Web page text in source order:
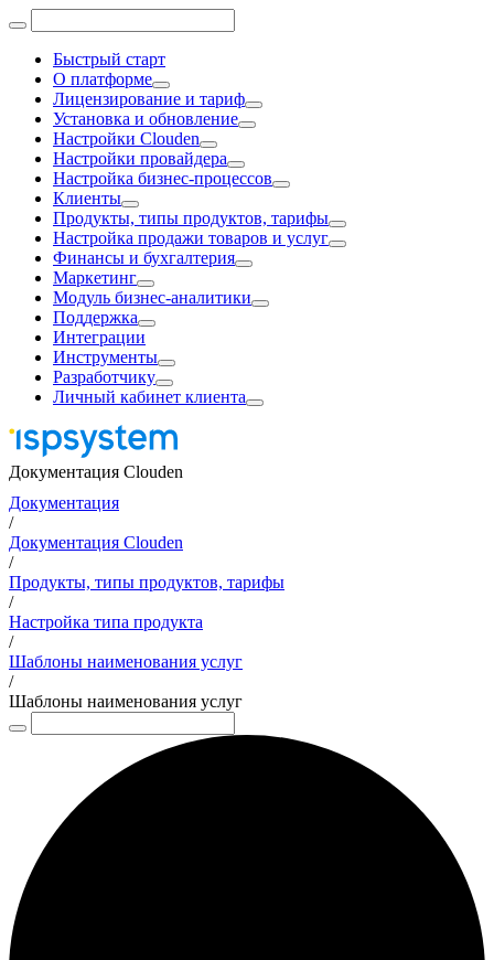
Быстрый старт
О платформе
Лицензирование и тариф
Установка и обновление
Настройки Clouden
Настройки провайдера
Настройка бизнес-процессов
Клиенты
Продукты, типы продуктов, тарифы
Настройка продажи товаров и услуг
Финансы и бухгалтерия
Маркетинг
Модуль бизнес-аналитики
Поддержка
Интеграции
Инструменты
Разработчику
Личный кабинет клиента
Документация Clouden
Документация
/
Документация Clouden
/
Продукты, типы продуктов, тарифы
/
Настройка типа продукта
/
Шаблоны наименования услуг
/
Шаблоны наименования услуг